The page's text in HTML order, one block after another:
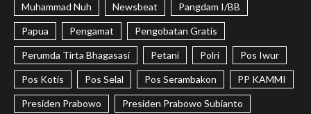
Muhammad Nuh Newsbeat Pangdam I/BB
Papua Pengamat Pengobatan Gratis
Perumda Tirta Bhagasasi Petani Polri Pos Iwur
Pos Kotis Pos Selal Pos Serambakon PP KAMMI
Presiden Prabowo Presiden Prabowo Subianto